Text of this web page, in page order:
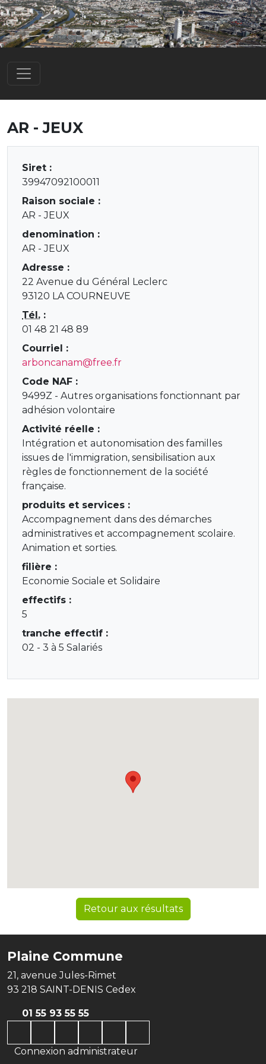
AR - JEUX
Siret :
39947092100011
Raison sociale :
AR - JEUX
denomination :
AR - JEUX
Adresse :
22 Avenue du Général Leclerc
93120 LA COURNEUVE
Tél. :
01 48 21 48 89
Courriel :
arboncanam@free.fr
Code NAF :
9499Z - Autres organisations fonctionnant par
adhésion volontaire
Activité réelle :
Intégration et autonomisation des familles
issues de l'immigration, sensibilisation aux
règles de fonctionnement de la société
française.
produits et services :
Accompagnement dans des démarches
administratives et accompagnement scolaire.
Animation et sorties.
filière :
Economie Sociale et Solidaire
effectifs :
5
tranche effectif :
02 - 3 à 5 Salariés
Retour aux résultats
Plaine Commune
21, avenue Jules-Rimet
93 218 SAINT-DENIS Cedex
01 55 93 55 55
Connexion administrateur